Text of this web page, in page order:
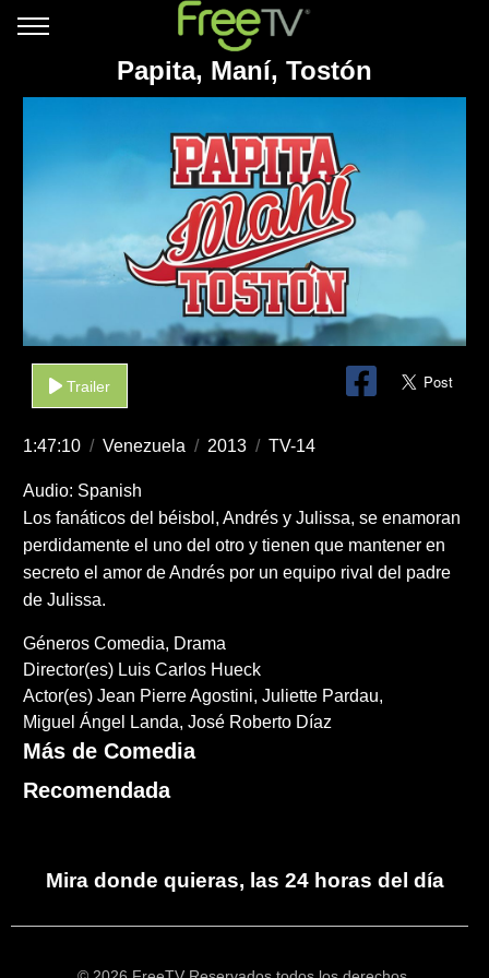
Papita, Maní, Tostón
Trailer
1:47:10 / Venezuela / 2013 / TV-14
Audio: Spanish
Los fanáticos del béisbol, Andrés y Julissa, se enamoran
perdidamente el uno del otro y tienen que mantener en
secreto el amor de Andrés por un equipo rival del padre
de Julissa.
Géneros Comedia
Drama
Director(es) Luis Carlos Hueck
Actor(es) Jean Pierre Agostini Juliette Pardau
Miguel Ángel Landa José Roberto Díaz
Más de Comedia
Recomendada
Mira donde quieras, las 24 horas del día